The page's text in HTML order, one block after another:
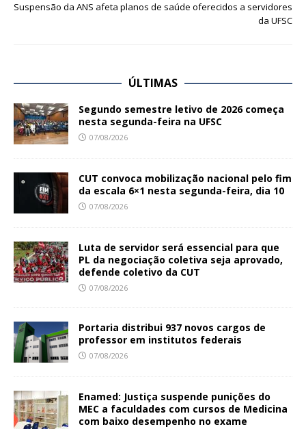
Suspensão da ANS afeta planos de saúde oferecidos a servidores
da UFSC
ÚLTIMAS
Segundo semestre letivo de 2026 começa
nesta segunda-feira na UFSC
07/08/2026
CUT convoca mobilização nacional pelo fim
da escala 6×1 nesta segunda-feira, dia 10
07/08/2026
Luta de servidor será essencial para que
PL da negociação coletiva seja aprovado,
defende coletivo da CUT
07/08/2026
Portaria distribui 937 novos cargos de
professor em institutos federais
07/08/2026
Enamed: Justiça suspende punições do
MEC a faculdades com cursos de Medicina
com baixo desempenho no exame